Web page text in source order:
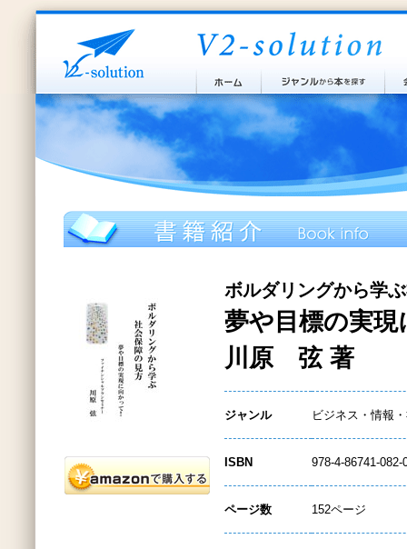
ボルダリングから学
夢や目標の実
川原 弦 著
ジャンル ビジネス・情報
ISBN 978-4-86741-082-
ページ数 152ページ